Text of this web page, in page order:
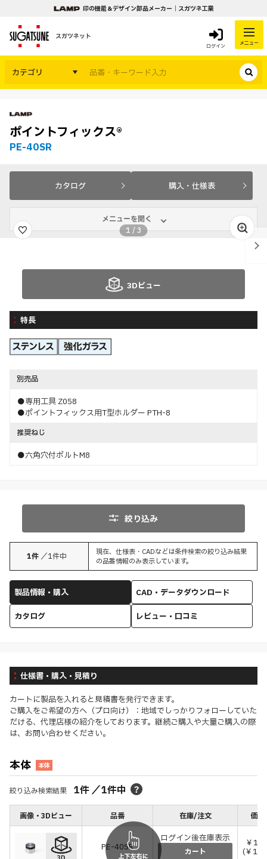
印の機能＆デザイン部品メーカー｜スガツネ工業
スガツネット
ログイン メニュー
カテゴリ
ポイントフィックス®
PE-40SR
カタログ 購入・仕様表
メニューを開く
1 /3
3Dビュー
特長
別売品
●専用工具 Z058
●ポイントフィックス用T型ホルダー PTH-8
推奨ねじ
●六角穴付ボルトM8
絞り込み
1件 ／1件中
現在、仕様表・CADなどは条件検索の絞り込み結果
の品番情報のみ表示しています。
製品情報・購入
CAD・データダウンロード
カタログ
レビュー・口コミ
仕様書・購入・見積り
カートに製品を入れると見積書を発行できます。
ご購入をご希望の方へ（プロ向け）：地域でしっかりフォローしていた
だける、代理店様の紹介をしております。継続ご購入や大量ご購入の際
は、お問い合わせください。
本体 本体
絞り込み検索結果 1件／1件中
画像・3Dビュー 品番 在庫/注文 価格
PE-40SR
ログイン後在庫表示
カート
￥
(￥